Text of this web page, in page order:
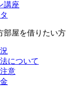
講座
部屋を借りたい方
について
意